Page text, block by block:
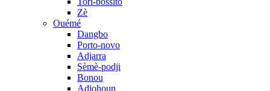
Zè
Ouémé
Dangbo
Porto-novo
Adjarra
Sèmè-podji
Bonou
Adjohoun